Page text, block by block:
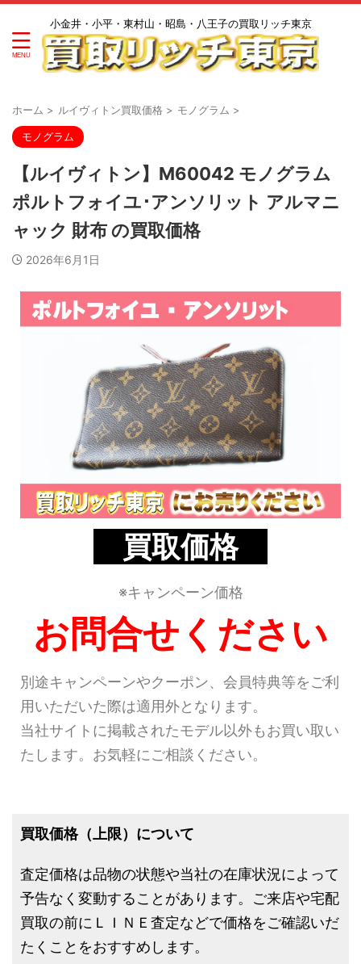
小金井・小平・東村山・昭島・八王子の買取リッチ東京
ホーム > ルイヴィトン買取価格 > モノグラム >
モノグラム
【ルイヴィトン】M60042 モノグラム
ポルトフォイユ･アンソリット アルマニ
ャック 財布 の買取価格
2026年6月1日
買取価格
※キャンペーン価格
お問合せください
別途キャンペーンやクーポン、会員特典等をご利
用いただいた際は適用外となります。
当社サイトに掲載されたモデル以外もお買い取い
たします。お気軽にご相談ください。
買取価格（上限）について
査定価格は品物の状態や当社の在庫状況によって
予告なく変動することがあります。ご来店や宅配
買取の前にＬＩＮＥ査定などで価格をご確認いだ
たくことをおすすめします。